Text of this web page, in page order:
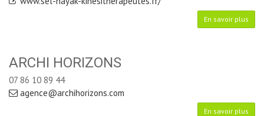
En savoir plus
ARCHI HORIZONS
07 86 10 89 44
agence@archihorizons.com
En savoir plus